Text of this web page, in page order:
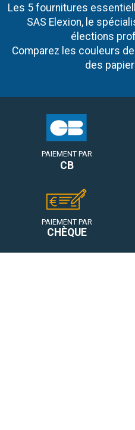
Les 5 fournitures
SAS Elexion, le
élections
Comparez les couleurs
des
PAIEMENT PAR
CB
PAIEMENT PAR
CHÈQUE